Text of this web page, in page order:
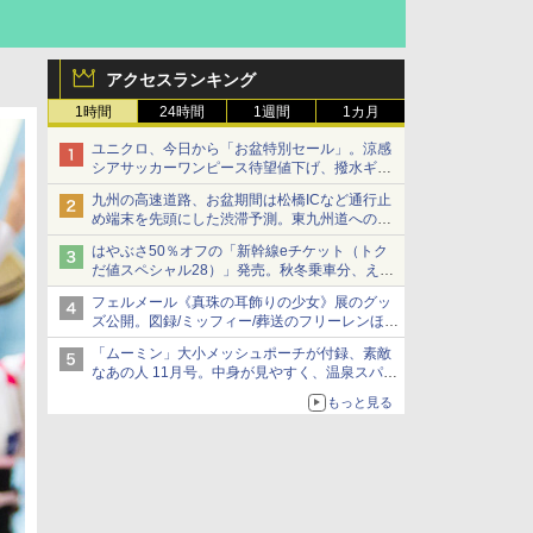
アクセスランキング
1時間 24時間 1週間 1カ月
ユニクロ、今日から「お盆特別セール」。涼感
シアサッカーワンピース待望値下げ、撥水ギア
ショーツは1990円に
九州の高速道路、お盆期間は松橋ICなど通行止
め端末を先頭にした渋滞予測。東九州道への迂
回は料金調整を実施
はやぶさ50％オフの「新幹線eチケット（トク
だ値スペシャル28）」発売。秋冬乗車分、えき
ねっと限定
フェルメール《真珠の耳飾りの少女》展のグッ
ズ公開。図録/ミッフィー/葬送のフリーレンほ
か、注目ブランドコラボが実現
「ムーミン」大小メッシュポーチが付録、素敵
なあの人 11月号。中身が見やすく、温泉スパに
もっと見る